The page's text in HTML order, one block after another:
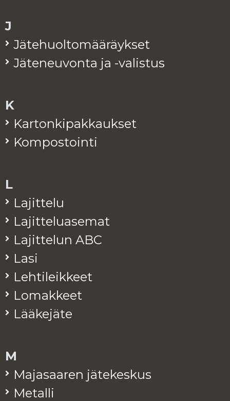
J
Jä­te­huol­to­mää­räyk­set
Jä­te­neu­von­ta ja -va­lis­tus
K
Kar­ton­ki­pak­kauk­set
Kom­pos­toin­ti
L
La­jit­te­lu
La­jit­te­lua­se­mat
La­jit­te­lun ABC
Lasi
Leh­ti­leik­keet
Lo­mak­keet
Lää­ke­jä­te
M
Ma­ja­saa­ren jä­te­kes­kus
Me­tal­li